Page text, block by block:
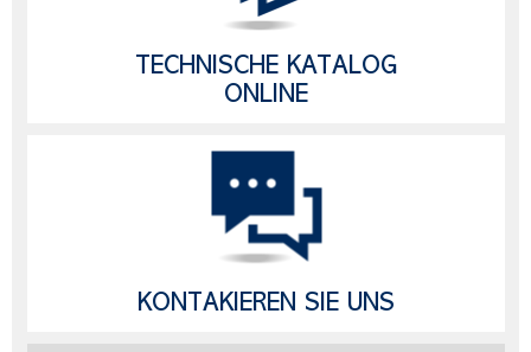
TECHNISCHE KATALOG
ONLINE
KONTAKIEREN SIE UNS